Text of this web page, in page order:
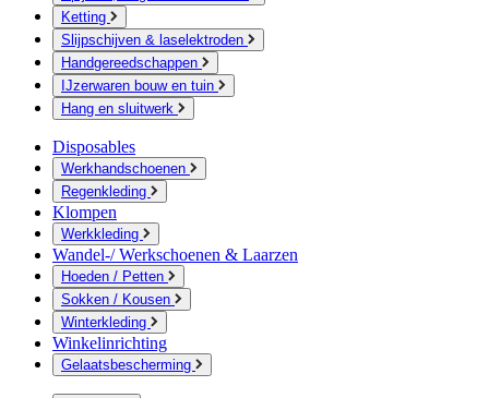
Ketting
Slijpschijven & laselektroden
Handgereedschappen
IJzerwaren bouw en tuin
Hang en sluitwerk
Disposables
Werkhandschoenen
Regenkleding
Klompen
Werkkleding
Wandel-/ Werkschoenen & Laarzen
Hoeden / Petten
Sokken / Kousen
Winterkleding
Winkelinrichting
Gelaatsbescherming